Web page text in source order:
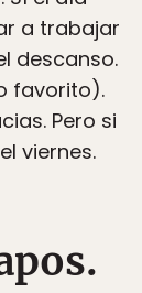
a trabajar
descanso.
favorito).
Pero si
viernes.